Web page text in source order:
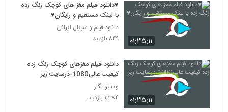
۰۱:۳۵:۱۱
♥دانلود فیلم مغز های کوچک زنگ زده
با لینک مستقیم و رایگان♥
دانلود فیلم و سریال ایرانی
۸۴۹ بازدید
۰۱:۳۵:۱۱
دانلود فیلم مغزهای کوچک زنگ زده
کیفیت عالی1080-درسایت زیر
ویدیو نگار
۱,۳۸۴ بازدید